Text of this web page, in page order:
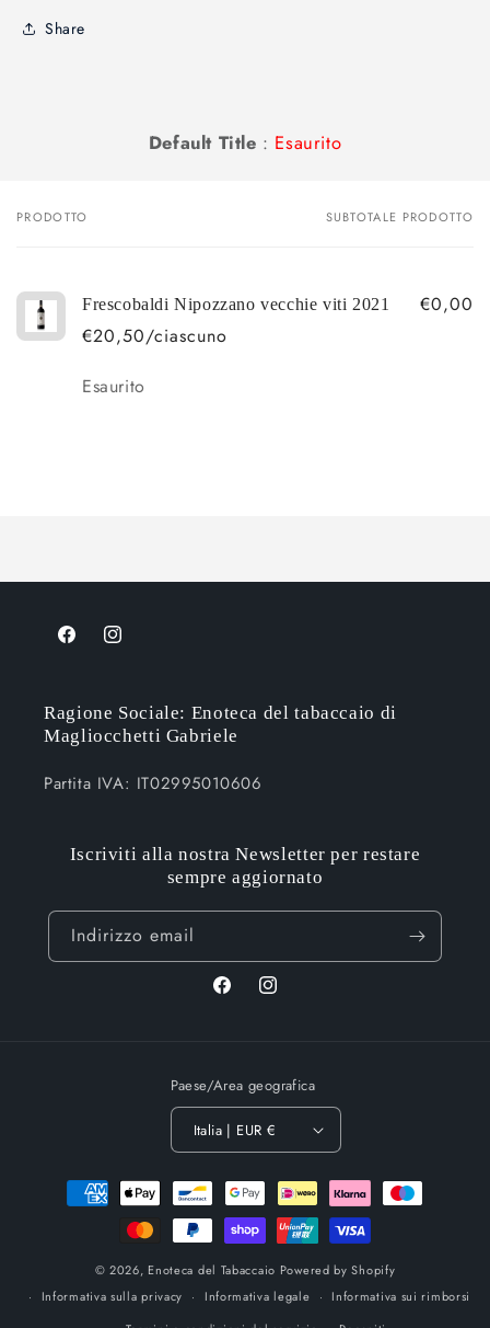
Share
Default Title : Esaurito
Il
PRODOTTO SUBTOTALE PRODOTTO
Frescobaldi Nipozzano vecchie viti 2021
€20,50/ciascuno
€0,00
Quantità
Esaurito
FacebookInstagram
Ragione Sociale: Enoteca del tabaccaio di
Magliocchetti Gabriele
Partita IVA: IT02995010606
Iscriviti alla nostra Newsletter per restare
sempre aggiornato
Indirizzo email
FacebookInstagram
Paese/Area geografica
Italia | EUR €
Metodi
© 2026, Enoteca del Tabaccaio Powered by Shopify
Informativa sulla privacy
Informativa legale
Informativa sui rimborsi